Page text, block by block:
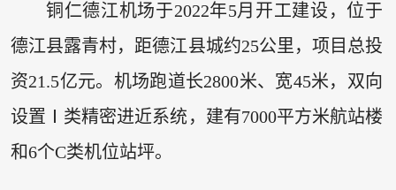
铜仁德江机场于2022年5月开工建设，位于
德江县露青村，距德江县城约25公里，项目总投
资21.5亿元。机场跑道长2800米、宽45米，双向
设置Ⅰ类精密进近系统，建有7000平方米航站楼
和6个C类机位站坪。